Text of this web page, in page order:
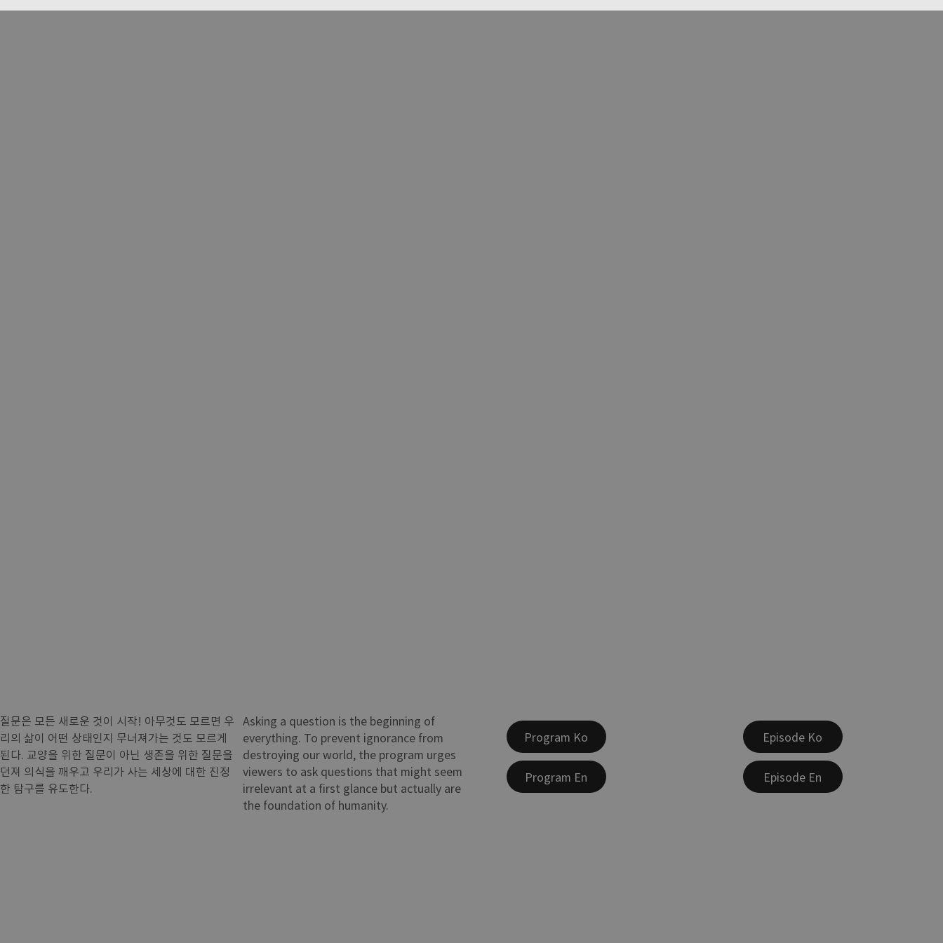
질문은 모든 새로운 것이 시작! 아무것도 모르면 우
리의 삶이 어떤 상태인지 무너져가는 것도 모르게
된다. 교양을 위한 질문이 아닌 생존을 위한 질문을
던져 의식을 깨우고 우리가 사는 세상에 대한 진정
한 탐구를 유도한다.
Asking a question is the beginning of
everything. To prevent ignorance from
destroying our world, the program urges
viewers to ask questions that might seem
irrelevant at a first glance but actually are
the foundation of humanity.
Program Ko
Program En
Episode Ko
Episode En